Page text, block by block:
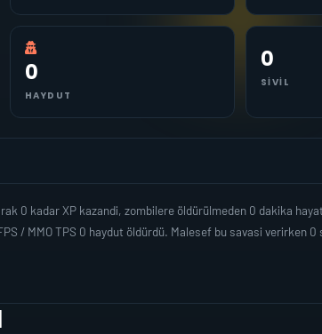
0
HAYDUT
0
SIVIL
0 kadar XP kazandi, zombilere öldürülmeden 0 dakika
/ MMO TPS 0 haydut öldürdü. Malesef bu savasi verirken